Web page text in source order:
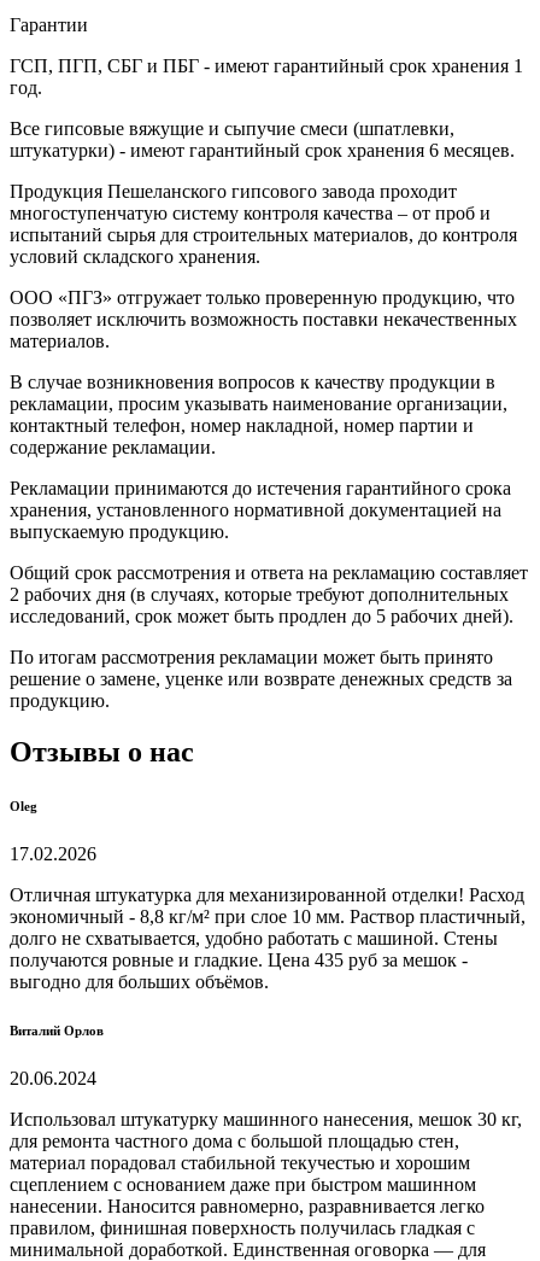
Гарантии
ГСП, ПГП, СБГ и ПБГ - имеют гарантийный срок хранения 1
год.
Все гипсовые вяжущие и сыпучие смеси (шпатлевки,
штукатурки) - имеют гарантийный срок хранения 6 месяцев.
Продукция Пешеланского гипсового завода проходит
многоступенчатую систему контроля качества – от проб и
испытаний сырья для строительных материалов, до контроля
условий складского хранения.
ООО «ПГЗ» отгружает только проверенную продукцию, что
позволяет исключить возможность поставки некачественных
материалов.
В случае возникновения вопросов к качеству продукции в
рекламации, просим указывать наименование организации,
контактный телефон, номер накладной, номер партии и
содержание рекламации.
Рекламации принимаются до истечения гарантийного срока
хранения, установленного нормативной документацией на
выпускаемую продукцию.
Общий срок рассмотрения и ответа на рекламацию составляет
2 рабочих дня (в случаях, которые требуют дополнительных
исследований, срок может быть продлен до 5 рабочих дней).
По итогам рассмотрения рекламации может быть принято
решение о замене, уценке или возврате денежных средств за
продукцию.
Отзывы о нас
Oleg
17.02.2026
Отличная штукатурка для механизированной отделки! Расход
экономичный - 8,8 кг/м² при слое 10 мм. Раствор пластичный,
долго не схватывается, удобно работать с машиной. Стены
получаются ровные и гладкие. Цена 435 руб за мешок -
выгодно для больших объёмов.
Виталий Орлов
20.06.2024
Использовал штукатурку машинного нанесения, мешок 30 кг,
для ремонта частного дома с большой площадью стен,
материал порадовал стабильной текучестью и хорошим
сцеплением с основанием даже при быстром машинном
нанесении. Наносится равномерно, разравнивается легко
правилом, финишная поверхность получилась гладкая с
минимальной доработкой. Единственная оговорка — для